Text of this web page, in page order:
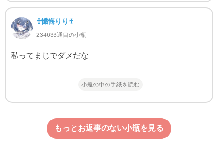
♰懺悔りり♰
234633通目の小瓶
私ってまじでダメだな
小瓶の中の手紙を読む
もっとお返事のない小瓶を見る